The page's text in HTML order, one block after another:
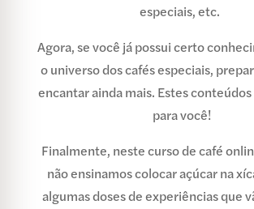
especiais, etc.
Agora, se você já possui certo
o universo dos cafés especiais,
encantar ainda mais. Estes
para você!
Finalmente, neste curso de café
não ensinamos colocar açúcar na
algumas doses de experiências que